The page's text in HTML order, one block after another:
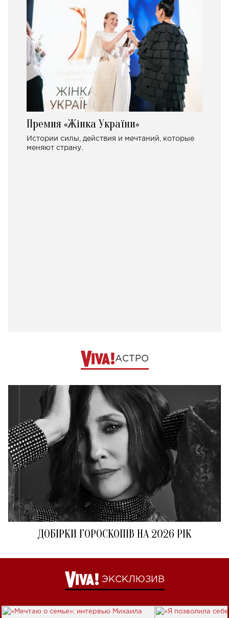
Премия «Жінка України»
Истории силы, действия и мечтаний, которые
меняют страну.
АСТРО
ДОБІРКИ ГОРОСКОПІВ НА 2026 РІК
ЭКСКЛЮЗИВ